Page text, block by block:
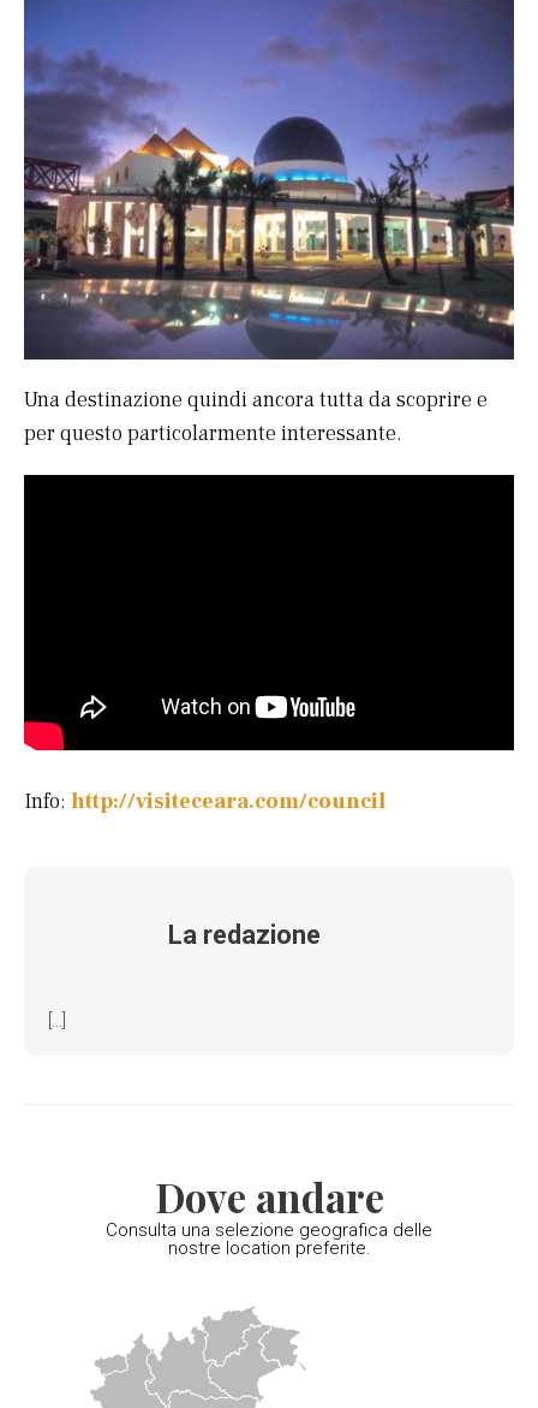
Una destinazione quindi ancora tutta da scoprire e
per questo particolarmente interessante.
Info: http://visiteceara.com/council
La redazione
[...]
Dove andare
Consulta una selezione geografica delle
nostre location preferite.